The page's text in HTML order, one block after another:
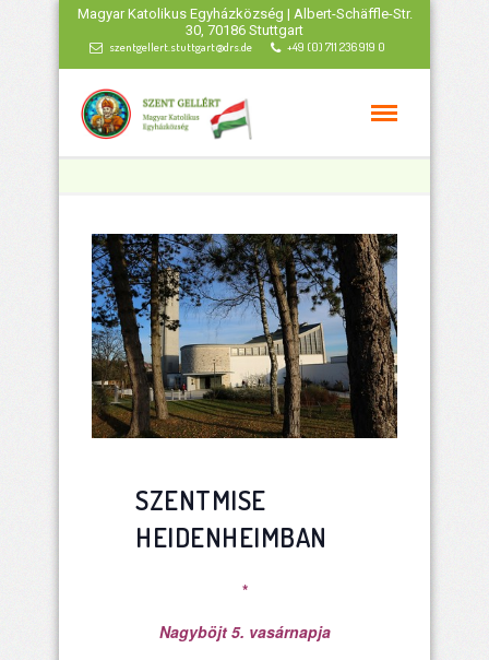
Magyar Katolikus Egyházközség | Albert-Schäffle-Str.
30, 70186 Stuttgart
szentgellert.stuttgart@drs.de +49 (0) 711 236 919 0
SZENTMISE
HEIDENHEIMBAN
*
Nagyböjt 5. vasárnapja